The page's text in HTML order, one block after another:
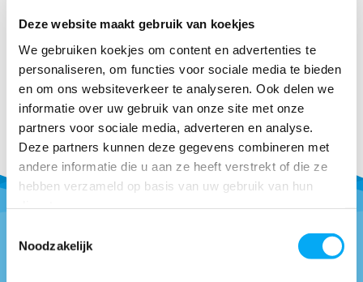
Deze website maakt gebruik van koekjes
We gebruiken koekjes om content en advertenties te
personaliseren, om functies voor sociale media te bieden
en om ons websiteverkeer te analyseren. Ook delen we
informatie over uw gebruik van onze site met onze
partners voor sociale media, adverteren en analyse.
Deze partners kunnen deze gegevens combineren met
andere informatie die u aan ze heeft verstrekt of die ze
hebben verzameld op basis van uw gebruik van hun
Noodzakelijk
€ 3.249,- € 2.999,-
€ 3.249,- € 2.999,-